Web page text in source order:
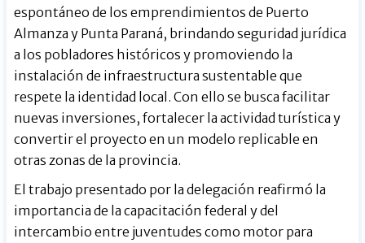
espontáneo de los emprendimientos de Puerto
Almanza y Punta Paraná, brindando seguridad jurídica
a los pobladores históricos y promoviendo la
instalación de infraestructura sustentable que
respete la identidad local. Con ello se busca facilitar
nuevas inversiones, fortalecer la actividad turística y
convertir el proyecto en un modelo replicable en
otras zonas de la provincia.
El trabajo presentado por la delegación reafirmó la
importancia de la capacitación federal y del
intercambio entre juventudes como motor para